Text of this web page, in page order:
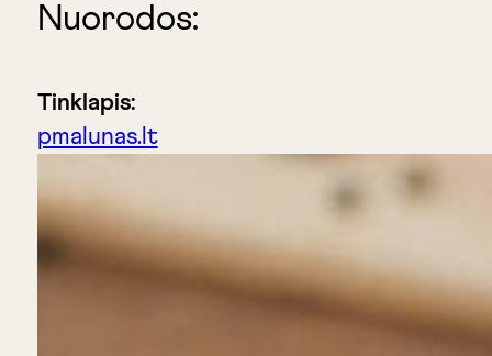
Nuorodos:
Tinklapis:
pmalunas.lt